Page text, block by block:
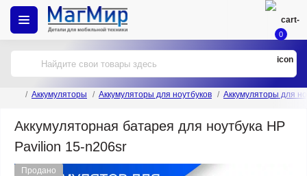
0
Аккумуляторы Аккумуляторы для ноутбуков Аккумуляторы для
Аккумуляторная батарея для ноутбука HP
Pavilion 15-n206sr
Продано